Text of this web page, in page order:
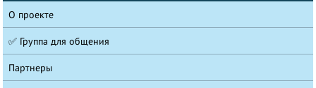
О проекте
✅ Группа для общения
Партнеры